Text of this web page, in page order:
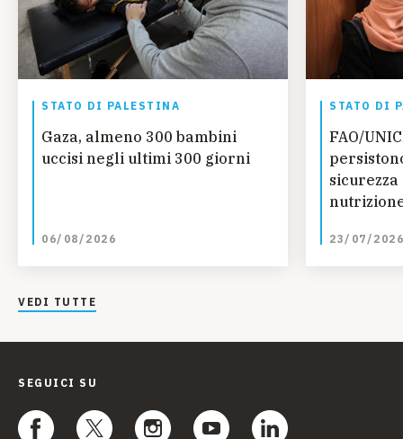
STATO DI PALESTINA
Gaza, almeno 300 bambini
uccisi negli ultimi 300 giorni
06/08/2026
STATO DI
FAO/
23/07/2026
VEDI TUTTE
SEGUICI SU